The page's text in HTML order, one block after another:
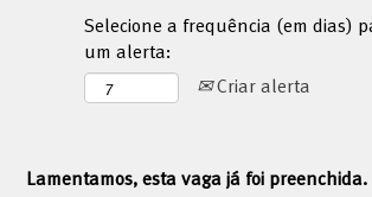
Selecione a frequência (em dias)
um alerta:
Criar alerta
Lamentamos, esta vaga já foi preenchida.